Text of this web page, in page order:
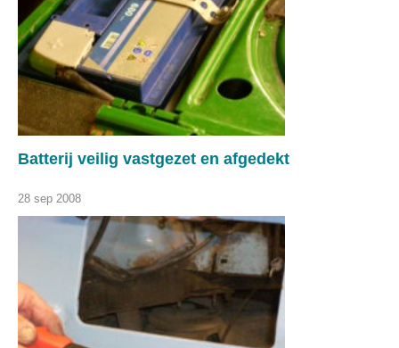
Batterij veilig vastgezet en afgedekt
28 sep 2008